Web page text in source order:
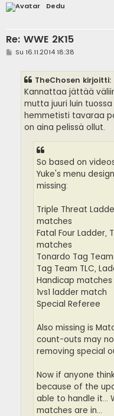
Dedu
Re: WWE 2K15
VSu 16.11.2014 18:38
TheChosen kirjoitti:
Kannattaa jättää
mutta juuri luin
hemmetisti tavaraa
on aina pelissä ollut.
So based on
Yuke's menu
missing:
Triple Threat
matches
Fatal Four Ladder,
matches
Tonardo Tag
Tag Team TLC,
Handicap matches
1vs1 ladder match
Special Referee
Also missing is
count-outs may
removing special
Now if anyone
because of the
able to handle it...
matches are in...